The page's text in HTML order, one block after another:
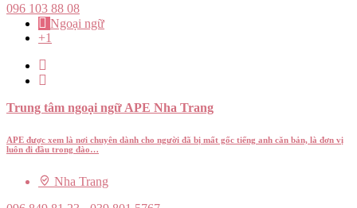
096 103 88 08
Ngoại ngữ
+1
Trung tâm ngoại ngữ APE Nha Trang
APE được xem là nơi chuyên dành cho người đã bị mất gốc tiếng anh căn bản, là đơn vị
luôn đi đầu trong đào…
Nha Trang